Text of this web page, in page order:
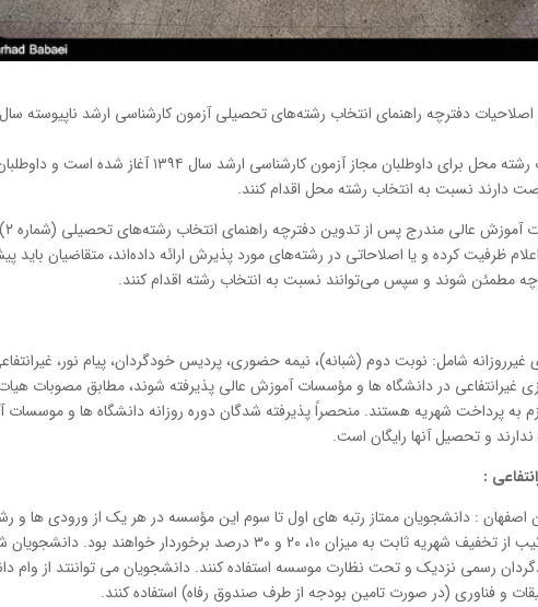
به گزارش خبرنگار مهر، انتخاب رشته محل برای داوطلبان مجاز آزمون كارشناسی ارشد سال ۱۳۹۴ آغاز شده
بعضی
ظرفیت کرده و یا اصلاحاتی در رشته‌های مورد پذیرش ارائه داده‌اند، متقاضیان باید
مطمئن شوند و سپس می‌توانند نسبت به انتخاب رشته اقدام کنند.
غیرروزانه شامل: نوبت دوم (شبانه)، نیمه حضوری، پردیس خودگردان، پیام نور،
غیرانتفاعی در دانشگاه ها و مؤسسات آموزش عالی پذیرفته شوند، مطابق مصوبات
به پرداخت شهریه هستند. منحصراً پذیرفته شدگان دوره روزانه دانشگاه ها و
و تحصیل آنها رایگان است.
:
: دانشجویان ممتاز رتبه های اول تا سوم این مؤسسه در هر یك از ورودی ها و
داشتن معدل ۱۷ و بالاتر به ترتیب از تخفیف شهریه ثابت به میزان ۱۰، ۲۰ و ۳۰ درصد برخوردار خواهند
رسمی نزدیك و تحت نظارت موسسه استفاده کنند. دانشجویان می تواننتد از وام
و فناوری (در صورت تامین بودجه از طرف صندوق رفاه) استفاده کنند.